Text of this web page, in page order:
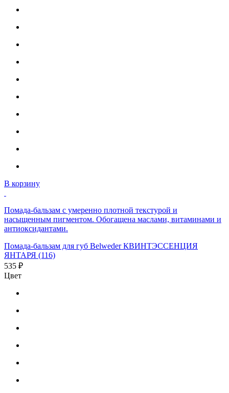
В корзину
Помада-бальзам с умеренно плотной текстурой и
насыщенным пигментом. Обогащена маслами, витаминами и
антиоксидантами.
Помада-бальзам для губ Belweder КВИНТЭССЕНЦИЯ
ЯНТАРЯ (116)
535 ₽
Цвет